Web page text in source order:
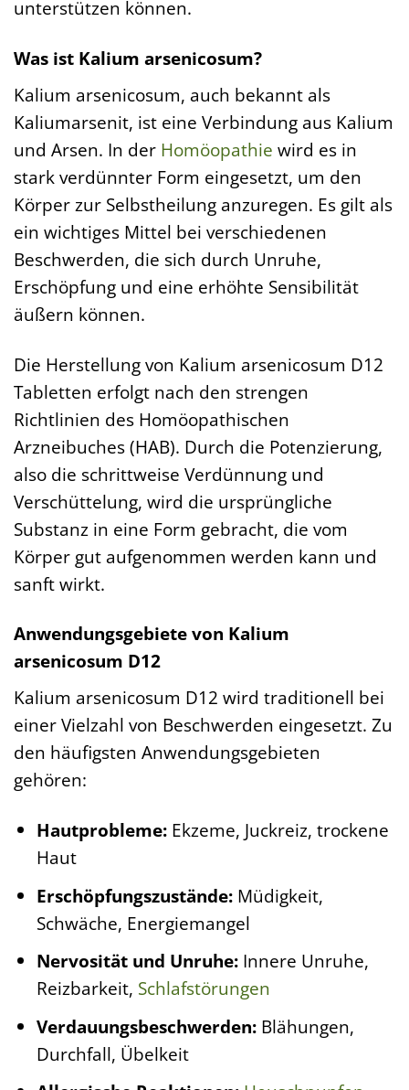
unterstützen können.
Was ist Kalium arsenicosum?
Kalium arsenicosum, auch bekannt als
Kaliumarsenit, ist eine Verbindung aus Kalium
und Arsen. In der Homöopathie wird es in
stark verdünnter Form eingesetzt, um den
Körper zur Selbstheilung anzuregen. Es gilt als
ein wichtiges Mittel bei verschiedenen
Beschwerden, die sich durch Unruhe,
Erschöpfung und eine erhöhte Sensibilität
äußern können.
Die Herstellung von Kalium arsenicosum D12
Tabletten erfolgt nach den strengen
Richtlinien des Homöopathischen
Arzneibuches (HAB). Durch die Potenzierung,
also die schrittweise Verdünnung und
Verschüttelung, wird die ursprüngliche
Substanz in eine Form gebracht, die vom
Körper gut aufgenommen werden kann und
sanft wirkt.
Anwendungsgebiete von Kalium
arsenicosum D12
Kalium arsenicosum D12 wird traditionell bei
einer Vielzahl von Beschwerden eingesetzt. Zu
den häufigsten Anwendungsgebieten
gehören:
Hautprobleme:Ekzeme, Juckreiz, trockene
Haut
Erschöpfungszustände:Müdigkeit,
Schwäche, Energiemangel
Nervosität und Unruhe:Innere Unruhe,
Reizbarkeit, Schlafstörungen
Verdauungsbeschwerden:Blähungen,
Durchfall, Übelkeit